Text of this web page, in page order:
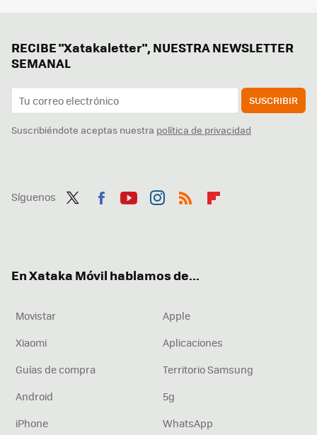
RECIBE "Xatakaletter", NUESTRA NEWSLETTER
SEMANAL
SUSCRIBIR
Suscribiéndote aceptas nuestra política de privacidad
Síguenos
En Xataka Móvil hablamos de...
Movistar
Apple
Xiaomi
Aplicaciones
Guías de compra
Territorio Samsung
Android
5g
iPhone
WhatsApp